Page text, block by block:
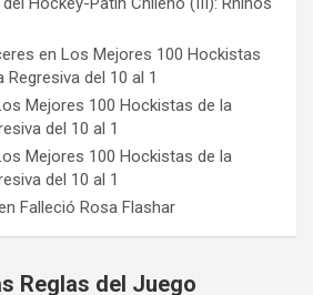
en Los Mejores 100 Hockistas
del 10 al 1
Mejores 100 Hockistas de la
del 10 al 1
Mejores 100 Hockistas de la
del 10 al 1
Falleció Rosa Flashar
Reglas del Juego